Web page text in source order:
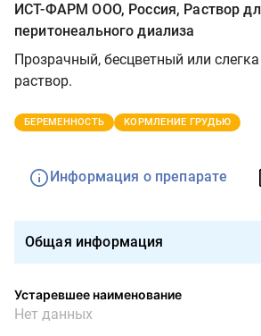
ИСТ-ФАРМ ООО, Россия, Раствор
перитонеального диализа
Прозрачный, бесцветный или
раствор.
БЕРЕМЕННОСТЬ КОРМЛЕНИЕ ГРУДЬЮ
Информация о препарате
Общая информация
Устаревшее наименование
Нет данных